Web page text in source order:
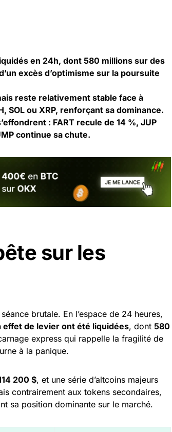
en 24h, dont 580 millions sur des
excès d’optimisme sur la poursuite
reste relativement stable face à
SOL ou XRP, renforçant sa dominance.
: FART recule de 14 %, JUP
continue sa chute.
sur les
brutale. En l’espace de 24 heures,
effet de levier ont été liquidées, dont 580
express qui rappelle la fragilité de
à la panique.
200 $, et une série d’altcoins majeurs
contrairement aux tokens secondaires,
sa position dominante sur le marché.